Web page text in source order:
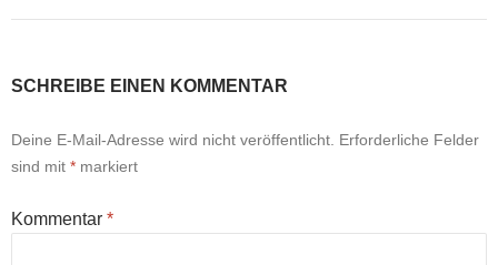
SCHREIBE EINEN KOMMENTAR
Deine E-Mail-Adresse wird nicht veröffentlicht. Erforderliche Felder
sind mit * markiert
Kommentar *